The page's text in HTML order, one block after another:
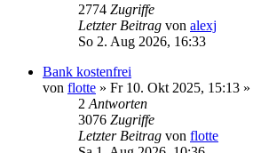
2774 Zugriffe
Letzter Beitrag von alexj
So 2. Aug 2026, 16:33
Bank kostenfrei
von flotte » Fr 10. Okt 2025, 15:13
2 Antworten
3076 Zugriffe
Letzter Beitrag von flotte